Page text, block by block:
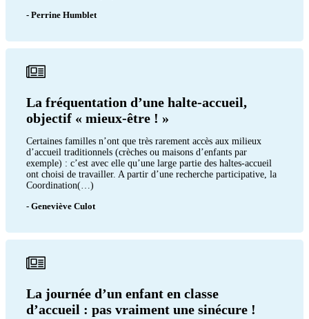
- Perrine Humblet
La fréquentation d’une halte-accueil,
objectif « mieux-être ! »
Certaines familles n’ont que très rarement accès aux milieux
d’accueil traditionnels (crèches ou maisons d’enfants par
exemple) : c’est avec elle qu’une large partie des haltes-accueil
ont choisi de travailler. A partir d’une recherche participative, la
Coordination(…)
- Geneviève Culot
La journée d’un enfant en classe
d’accueil : pas vraiment une sinécure !